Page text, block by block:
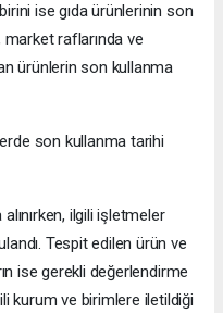
ise gıda ürünlerinin son
raflarında ve
ürünlerin son kullanma
son kullanma tarihi
ilgili işletmeler
Tespit edilen ürün ve
ise gerekli değerlendirme
kurum ve birimlere iletildiği